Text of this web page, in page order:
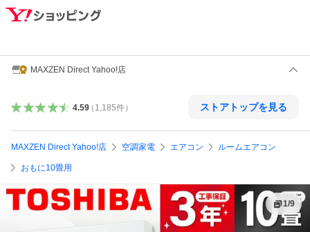
MAXZEN Direct Yahoo!店
4.59（ 1,185件） ストアトップを見る
MAXZEN Direct Yahoo!店 空調家電 エアコン ルームエアコン
おもに10畳用
1/9